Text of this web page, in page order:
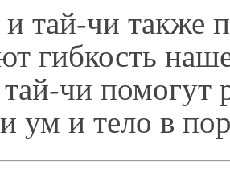
тай-чи также
гибкость
чи помогут
ум и тело в